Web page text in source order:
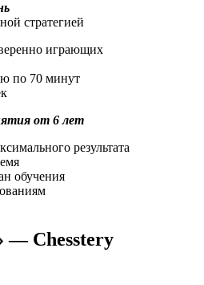
стратегией
играющих
по 70 минут
от 6 лет
результата
обучения
— Chesstery